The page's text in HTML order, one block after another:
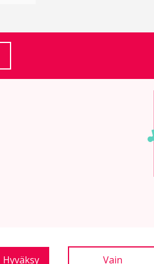
Hyväksy Vain